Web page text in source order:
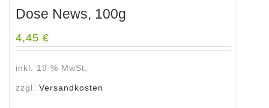
Dose News, 100g
4,45 €
inkl. 19 % MwSt.
zzgl. Versandkosten